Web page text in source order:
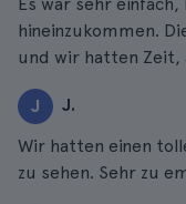
hineinzukommen.
und wir hatten Zeit,
J J.
Wir hatten einen
zu sehen. Sehr zu